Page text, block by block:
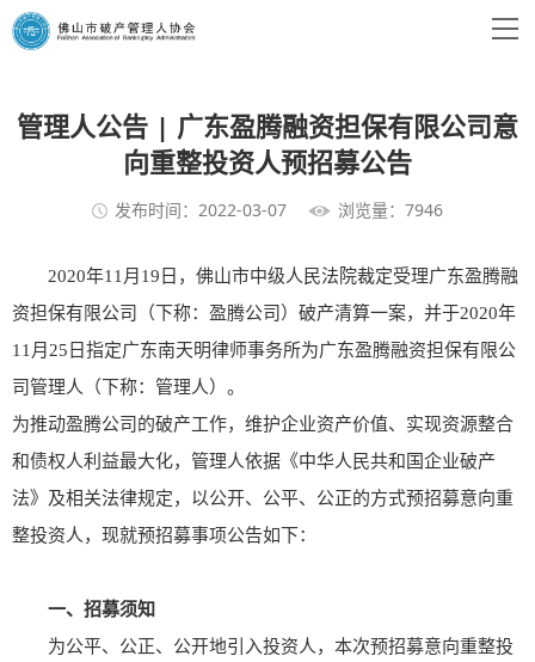
管理人公告 | 广东盈腾融资担保有限公司意
向重整投资人预招募公告
发布时间：2022-03-07 浏览量：7946
2020年11月19日，佛山市中级人民法院裁定受理广东盈腾融
资担保有限公司（下称：盈腾公司）破产清算一案，并于2020年
11月25日指定广东南天明律师事务所为广东盈腾融资担保有限公
司管理人（下称：管理人）。
为推动盈腾公司的破产工作，维护企业资产价值、实现资源整合
和债权人利益最大化，管理人依据《中华人民共和国企业破产
法》及相关法律规定，以公开、公平、公正的方式预招募意向重
整投资人，现就预招募事项公告如下：
一、招募须知
为公平、公正、公开地引入投资人，本次预招募意向重整投